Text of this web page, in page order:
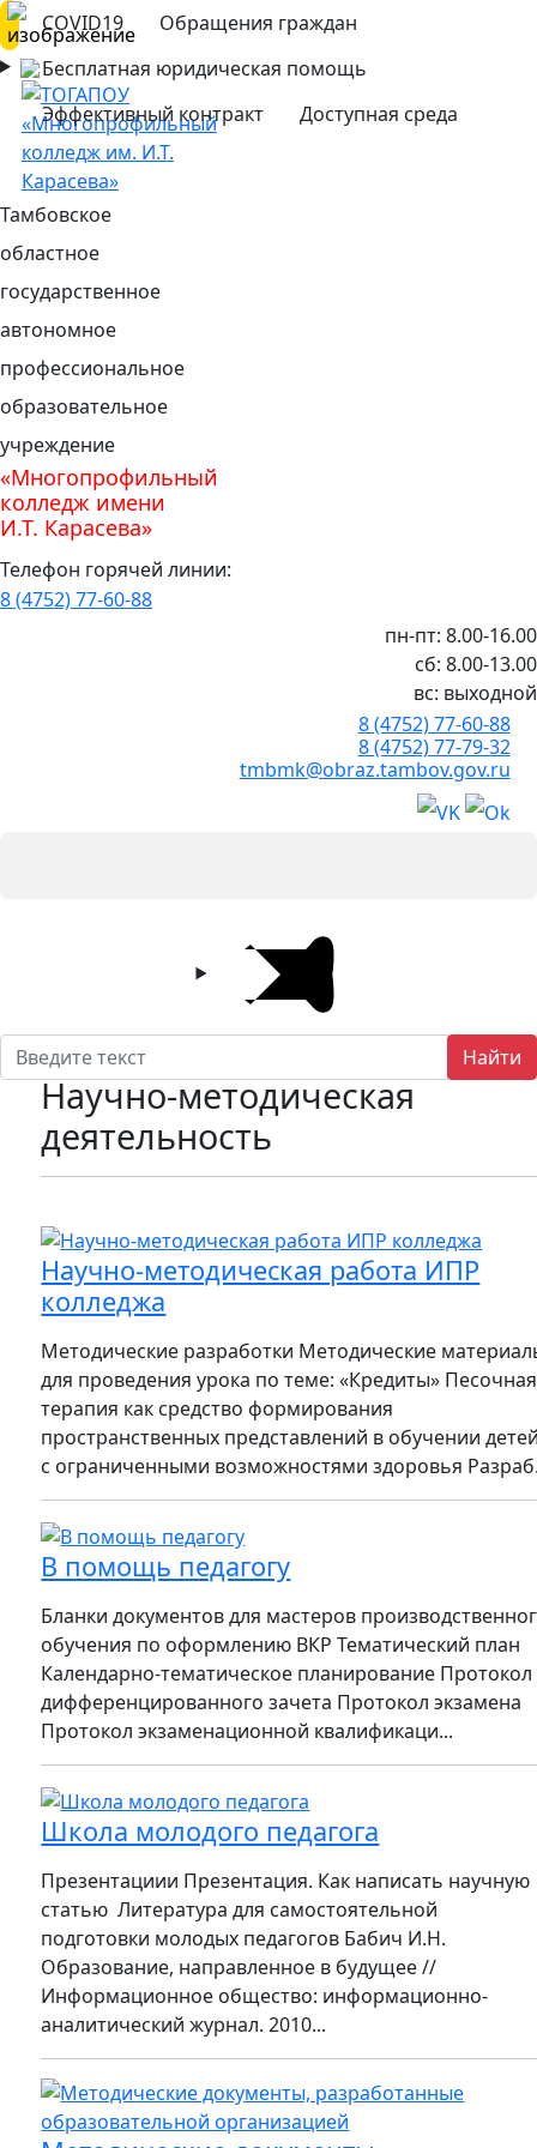
COVID19
Обращения граждан
Бесплатная юридическая помощь
Эффективный контракт
Доступная среда
Тамбовское
областное
государственное
автономное
профессиональное
образовательное
учреждение
«Многопрофильный
колледж имени
И.Т. Карасева»
Телефон горячей линии:
8 (4752) 77-60-88
пн-пт: 8.00-16.00
сб: 8.00-13.00
вс: выходной
8 (4752) 77-60-88
8 (4752) 77-79-32
tmbmk@obraz.tambov.gov.ru
Найти
Научно-методическая
деятельность
Научно-методическая работа ИПР
колледжа
Методические разработки Методические
для проведения урока по теме: «Кредиты» Песочная
терапия как средство формирования
пространственных представлений в обучении
с ограниченными возможностями здоровья
В помощь педагогу
Бланки документов для мастеров
обучения по оформлению ВКР Тематический план
Календарно-тематическое планирование Протокол
дифференцированного зачета Протокол экзамена
Протокол экзаменационной квалификаци...
Школа молодого педагога
Презентациии Презентация. Как написать научную
статью Литература для самостоятельной
подготовки молодых педагогов Бабич И.Н.
Образование, направленное в будущее //
Информационное общество: информационно-
аналитический журнал. 2010...